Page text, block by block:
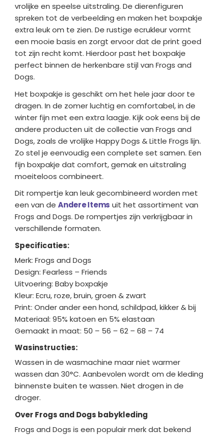
vrolijke en speelse uitstraling. De dierenfiguren
spreken tot de verbeelding en maken het boxpakje
extra leuk om te zien. De rustige ecrukleur vormt
een mooie basis en zorgt ervoor dat de print goed
tot zijn recht komt. Hierdoor past het boxpakje
perfect binnen de herkenbare stijl van Frogs and
Dogs.
Het boxpakje is geschikt om het hele jaar door te
dragen. In de zomer luchtig en comfortabel, in de
winter fijn met een extra laagje. Kijk ook eens bij de
andere producten uit de collectie van Frogs and
Dogs, zoals de vrolijke Happy Dogs & Little Frogs lijn.
Zo stel je eenvoudig een complete set samen. Een
fijn boxpakje dat comfort, gemak en uitstraling
moeiteloos combineert.
Dit rompertje kan leuk gecombineerd worden met
een van de Andere Items uit het assortiment van
Frogs and Dogs. De rompertjes zijn verkrijgbaar in
verschillende formaten.
Specificaties:
Merk: Frogs and Dogs
Design: Fearless – Friends
Uitvoering: Baby boxpakje
Kleur: Ecru, roze, bruin, groen & zwart
Print: Onder ander een hond, schildpad, kikker & bij
Materiaal: 95% katoen en 5% elastaan
Gemaakt in maat: 50 – 56 – 62 – 68 – 74
Wasinstructies:
Wassen in de wasmachine maar niet warmer
wassen dan 30°C. Aanbevolen wordt om de kleding
binnenste buiten te wassen. Niet drogen in de
droger.
Over Frogs and Dogs babykleding
Frogs and Dogs is een populair merk dat bekend